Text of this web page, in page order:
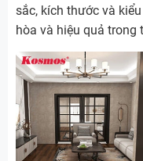
sắc, kích thước và
hòa và hiệu quả trong